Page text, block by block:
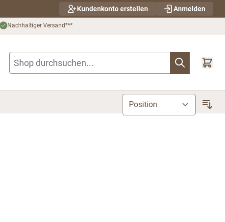
Kundenkonto erstellen Anmelden
Nachhaltiger Versand***